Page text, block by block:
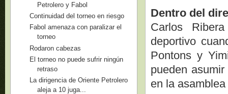
Dentro del
Carlos
deportivo
Pontons y
pueden
en la
Petrolero y Fabol
Continuidad del torneo en riesgo
Fabol amenaza con paralizar el
torneo
Rodaron cabezas
El torneo no puede sufrir ningún
retraso
La dirigencia de Oriente Petrolero
aleja a 10 juga...